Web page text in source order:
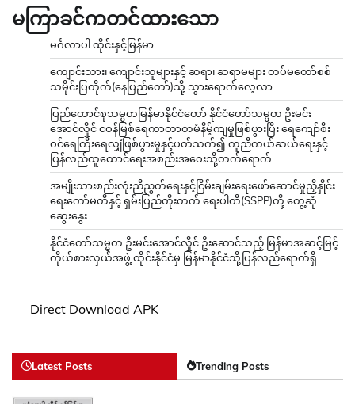
မကြာခင်ကတင်ထားသော
မင်္ဂလာပါ ထိုင်းနှင့်မြန်မာ
ကျောင်းသား၊ ကျောင်းသူများနှင့် ဆရာ၊ ဆရာမများ တပ်မတော်စစ်
သမိုင်းပြတိုက်(နေပြည်တော်)သို့ သွားရောက်လေ့လာ
ပြည်ထောင်စုသမ္မတမြန်မာနိုင်ငံတော် နိုင်ငံတော်သမ္မတ ဦးမင်း
အောင်လှိုင် ငဝန်မြစ်ရေကာတာတမံနိမ့်ကျမှုဖြစ်ပွားပြီး ရေကျော်စီး
ဝင်ရေကြီးရေလျှံဖြစ်ပွားမှုနှင့်ပတ်သက်၍ ကူညီကယ်ဆယ်ရေးနှင့်
ပြန်လည်ထူထောင်ရေးအစည်းအဝေးသို့တက်ရောက်
အမျိုးသားစည်းလုံးညီညွတ်ရေးနှင့်ငြိမ်းချမ်းရေးဖော်ဆောင်မှုညှိနှိုင်း
ရေးကော်မတီနှင့် ရှမ်းပြည်တိုးတက် ရေးပါတီ(SSPP)တို့ တွေ့ဆုံ
ဆွေးနွေး
နိုင်ငံတော်သမ္မတ ဦးမင်းအောင်လှိုင် ဦးဆောင်သည့် မြန်မာအဆင့်မြင့်
ကိုယ်စားလှယ်အဖွဲ့ ထိုင်းနိုင်ငံမှ မြန်မာနိုင်ငံသို့ပြန်လည်ရောက်ရှိ
Direct Download APK
Latest Posts Trending Posts